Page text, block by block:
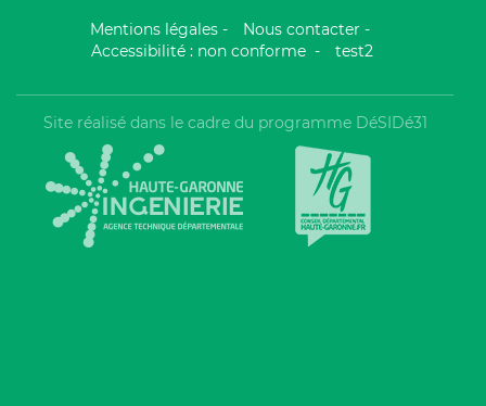
Mentions légales - Nous contacter -
Accessibilité : non conforme - test2
Site réalisé dans le cadre du programme DéSIDé31